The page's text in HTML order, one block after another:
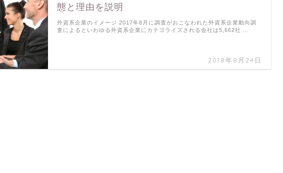
態と理由を説明
2018年8月24日
外資系企業のイメージ 2017年8月に調査がおこなわれた外資系企業動向調
査によるといわゆる外資系企業にカテゴライズされる会社は5,662社 …